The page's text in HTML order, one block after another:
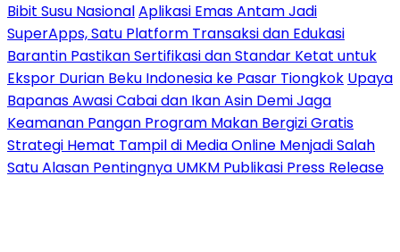
Bibit Susu NasionalAplikasi Emas Antam Jadi
SuperApps, Satu Platform Transaksi dan Edukasi
Barantin Pastikan Sertifikasi dan Standar Ketat untuk
Ekspor Durian Beku Indonesia ke Pasar Tiongkok Upaya
Bapanas Awasi Cabai dan Ikan Asin Demi Jaga
Keamanan Pangan Program Makan Bergizi Gratis
Strategi Hemat Tampil di Media Online Menjadi Salah
Satu Alasan Pentingnya UMKM Publikasi Press Release